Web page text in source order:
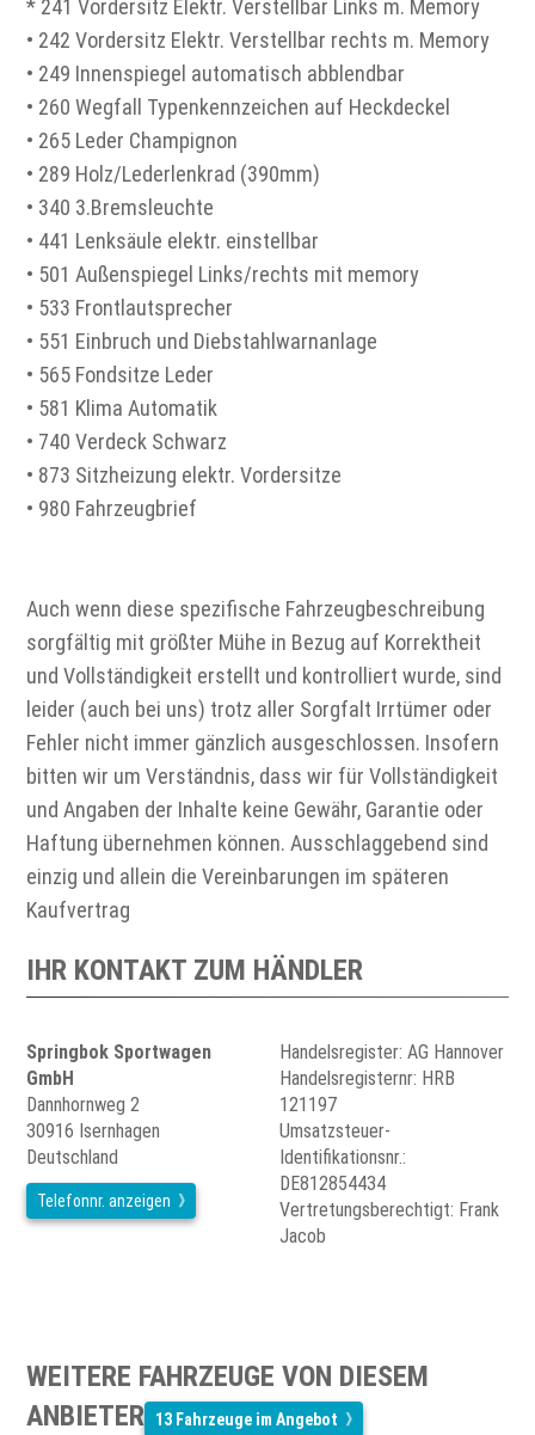
* 241 Vordersitz Elektr. Verstellbar Links m. Memory
• 242 Vordersitz Elektr. Verstellbar rechts m. Memory
• 249 Innenspiegel automatisch abblendbar
• 260 Wegfall Typenkennzeichen auf Heckdeckel
• 265 Leder Champignon
• 289 Holz/Lederlenkrad (390mm)
• 340 3.Bremsleuchte
• 441 Lenksäule elektr. einstellbar
• 501 Außenspiegel Links/rechts mit memory
• 533 Frontlautsprecher
• 551 Einbruch und Diebstahlwarnanlage
• 565 Fondsitze Leder
• 581 Klima Automatik
• 740 Verdeck Schwarz
• 873 Sitzheizung elektr. Vordersitze
• 980 Fahrzeugbrief
Auch wenn diese spezifische Fahrzeugbeschreibung
sorgfältig mit größter Mühe in Bezug auf Korrektheit
und Vollständigkeit erstellt und kontrolliert wurde, sind
leider (auch bei uns) trotz aller Sorgfalt Irrtümer oder
Fehler nicht immer gänzlich ausgeschlossen. Insofern
bitten wir um Verständnis, dass wir für Vollständigkeit
und Angaben der Inhalte keine Gewähr, Garantie oder
Haftung übernehmen können. Ausschlaggebend sind
einzig und allein die Vereinbarungen im späteren
Kaufvertrag
IHR KONTAKT ZUM HÄNDLER
Springbok Sportwagen
GmbH
Dannhornweg 2
30916 Isernhagen
Deutschland
Telefonnr. anzeigen
Handelsregister: AG Hannover
Handelsregisternr: HRB
121197
Umsatzsteuer-
Identifikationsnr.:
DE812854434
Vertretungsberechtigt: Frank
Jacob
WEITERE FAHRZEUGE VON DIESEM
ANBIETER 13 Fahrzeuge im Angebot